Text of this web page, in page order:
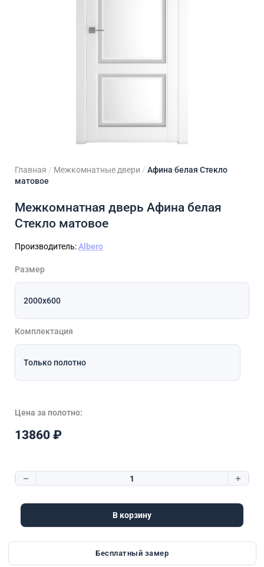
Главная / Межкомнатные двери / Афина белая Стекло
матовое
Межкомнатная дверь Афина белая
Стекло матовое
Производитель:Albero
Размер
Комплектация
Цена за полотно:
13860 ₽
Количество товара Афина белая Стекло матовое
В корзину
Бесплатный замер